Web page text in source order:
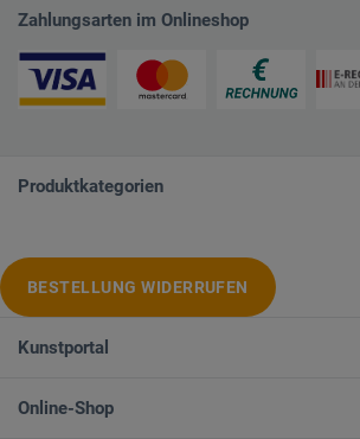
Zahlungsarten im Onlineshop
Produktkategorien
BESTELLUNG WIDERRUFEN
Kunstportal
Online-Shop